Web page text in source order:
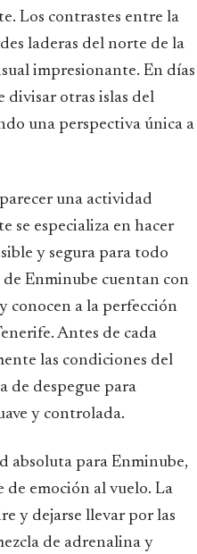
Los contrastes entre la
laderas del norte de la
impresionante. En días
divisar otras islas del
una perspectiva única a
una actividad
se especializa en hacer
y segura para todo
Enminube cuentan con
conocen a la perfección
Antes de cada
las condiciones del
de despegue para
y controlada.
absoluta para Enminube,
de emoción al vuelo. La
y dejarse llevar por las
de adrenalina y